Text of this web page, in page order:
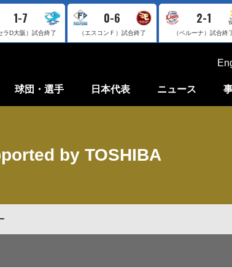
1-7
ラD大阪） 試合終了
0-6
（エスコンＦ） 試合終了
2-1
（ベルーナ） 試合終
球団・選手 日本代表 ニュース
by TOSHIBA